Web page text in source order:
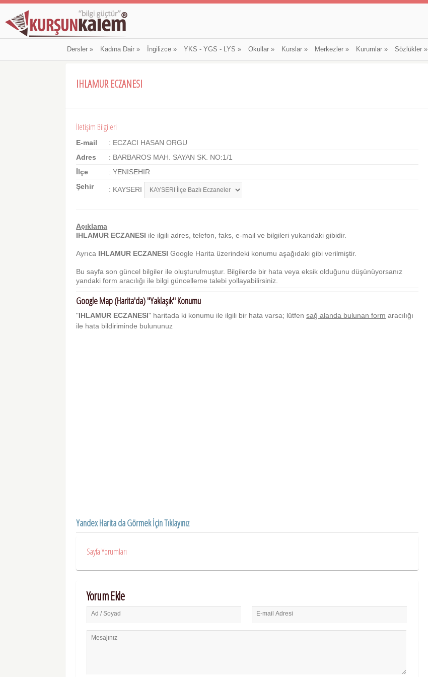
Dersler» Kadına Dair» İngilizce» YKS - YGS - LYS » Okullar» Kurslar» Merkezler» Kurumlar» Sözlükler»
IHLAMUR ECZANESI
İletişim Bilgileri
E-mail
: ECZACI HASAN ORGU
Adres
: BARBAROS MAH. SAYAN SK. NO:1/1
İlçe
: YENISEHIR
Şehir
: KAYSERI
Açıklama
IHLAMUR ECZANESI ile ilgili adres, telefon, faks, e-mail ve bilgileri yukarıdaki gibidir.
Ayrıca IHLAMUR ECZANESI Google Harita üzerindeki konumu aşağıdaki gibi verilmiştir.
Bu sayfa son güncel bilgiler ile oluşturulmuştur. Bilgilerde bir hata veya eksik olduğunu düşünüyorsanız
yandaki form aracılığı ile bilgi güncelleme talebi yollayabilirsiniz.
Google Map (Harita'da) "Yaklaşık" Konumu
"IHLAMUR ECZANESI" haritada ki konumu ile ilgili bir hata varsa; lütfensağ alanda bulunan form aracılığı
ile hata bildiriminde bulununuz
Yandex Harita da Görmek İçin Tıklayınız
Sayfa Yorumları
Yorum Ekle
Ad / Soyad E-mail Adresi
Mesajınız